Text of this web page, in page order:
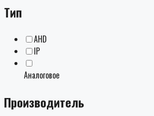
Тип
AHD
IP
Аналоговое
Производитель